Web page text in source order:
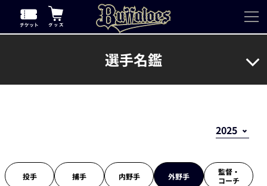
選手名鑑
投手 捕手 内野手 外野手
監督・
コーチ